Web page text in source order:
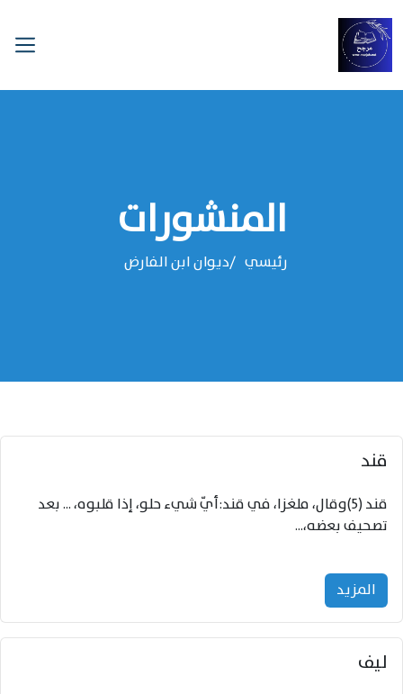
المنشورات
رئيسي ديوان ابن الفارض
قند
قند (5)وقال، ملغزا، في قند:أيّ شيء حلو، إذا قلبوه، ... بعد
تصحيف بعضه،...
المزید
ليف